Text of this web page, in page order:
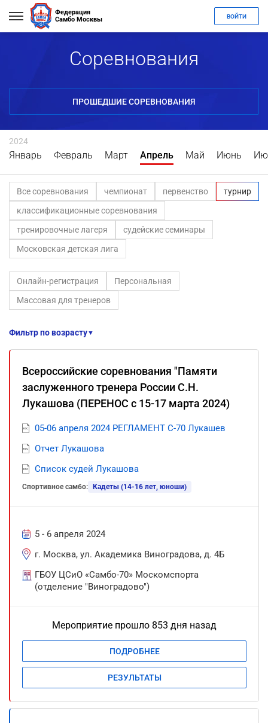
Федерация
Самбо Москвы
ВОЙТИ
Соревнования
ПРОШЕДШИЕ СОРЕВНОВАНИЯ
2024
Январь Февраль Март Апрель Май Июнь
Все соревнования чемпионат первенство
турнир
классификационные соревнования
тренировочные лагеря
судейские семинары
Московская детская лига
Онлайн-регистрация
Персональная
Массовая для тренеров
Фильтр по возрасту▼
Всероссийские соревнования "Памяти
заслуженного тренера России С.Н.
Лукашова (ПЕРЕНОС с 15-17 марта 2024)
05-06 апреля 2024 РЕГЛАМЕНТ С-70 Лукашев
Отчет Лукашова
Список судей Лукашова
Спортивное самбо: Кадеты (14-16 лет, юноши)
5 - 6 апреля 2024
г. Москва, ул. Академика Виноградова, д. 4Б
ГБОУ ЦСиО «Самбо-70» Москомспорта
(отделение "Виноградово")
Мероприятие прошло 853 дня назад
ПОДРОБНЕЕ
РЕЗУЛЬТАТЫ